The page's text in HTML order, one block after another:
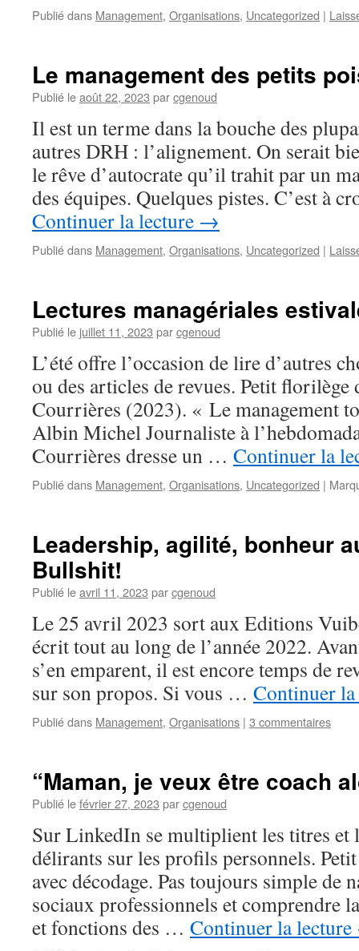
Publié dans Management, Organisations, Uncategorized |
Le management des petits
Publié leaoût 22, 2023 parcgenoud
Il est un terme dans la bouche des
autres DRH : l’alignement. On serait
le rêve d’autocrate qu’il trahit par un
des équipes. Quelques pistes. C’est à
Continuer la lecture →
Publié dans Management, Organisations, Uncategorized |
Lectures managériales
Publié le juillet 11, 2023 parcgenoud
L’été offre l’occasion de lire d’autres
ou des articles de revues. Petit florilège
Courrières (2023). « Le management
Albin Michel Journaliste à
Courrières dresse un … Continuer la
Publié dans Management, Organisations, Uncategorized |
Leadership, agilité, bonheur
Bullshit!
Publié leavril 11, 2023 parcgenoud
Le 25 avril 2023 sort aux Editions
écrit tout au long de l’année 2022.
s’en emparent, il est encore temps de
sur son propos. Si vous … Continuer
Publié dans Management, Organisations | 3 commentaires
“Maman, je veux être coach
Publié lefévrier 27, 2023 parcgenoud
Sur LinkedIn se multiplient les titres et
délirants sur les profils personnels.
avec décodage. Pas toujours simple de
sociaux professionnels et comprendre
et fonctions des … Continuer la lecture